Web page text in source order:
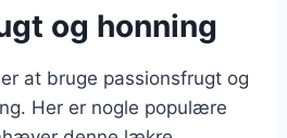
og honning
at bruge passionsfrugt og
Her er nogle populære